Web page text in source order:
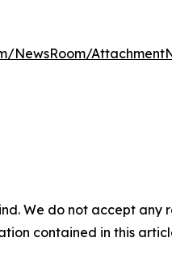
NewsRoom/
We do not accept
contained in this